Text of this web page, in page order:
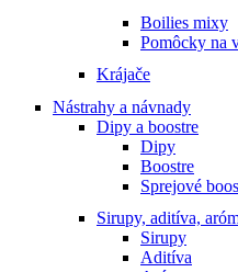
Boilies mixy
Pomôcky na
Krájače
Nástrahy a návnady
Dipy a boostre
Dipy
Boostre
Sprejové
Sirupy, aditíva,
Sirupy
Aditíva